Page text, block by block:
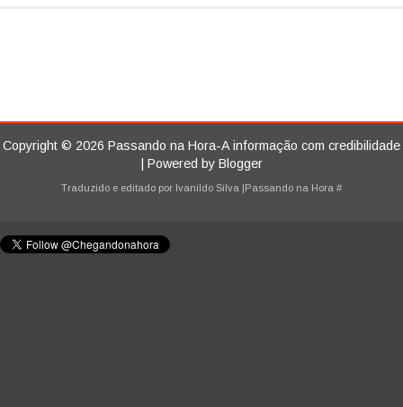
Copyright © 2026 Passando na Hora-A informação com credibilidade
| Powered by Blogger
Traduzido e editado por Ivanildo Silva |Passando na Hora #